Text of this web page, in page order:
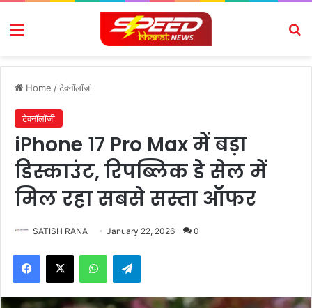
Menu
Home /टेक्नॉलॉजी
टेक्नॉलॉजी
iPhone 17 Pro Max में बड़ा
डिस्काउंट, रिपब्लिक डे सेल में
मिल रहा सबसे सस्ता ऑफर
SATISH RANA January 22, 2026 0
Facebook
X WhatsAppTelegram